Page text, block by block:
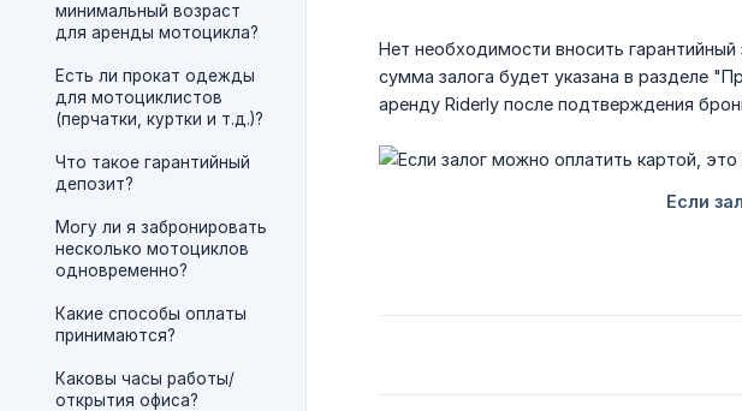
минимальный возраст
для аренды мотоцикла?
Есть ли прокат одежды
для мотоциклистов
(перчатки, куртки и т.д.)?
Что такое гарантийный
депозит?
Могу ли я забронировать
несколько мотоциклов
одновременно?
Какие способы оплаты
принимаются?
Каковы часы работы/
открытия офиса?
Нет необходимости вносить
сумма залога будет указана в разделе
аренду Riderly после подтверждения